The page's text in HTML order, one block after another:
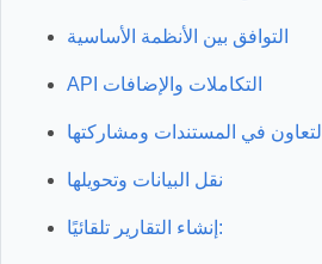
التوافق بين الأنظمة الأساسية
API التكاملات والإضافات
التعاون في المستندات ومشاركتها
نقل البيانات وتحويلها
إنشاء التقارير تلقائيًا: